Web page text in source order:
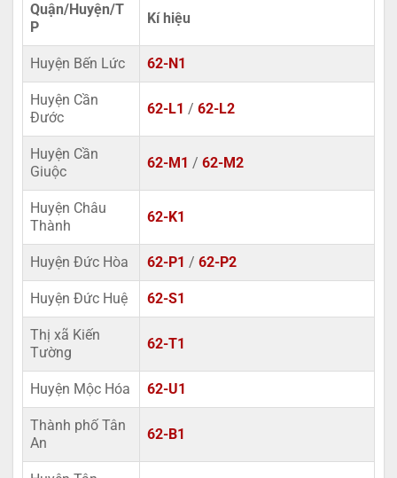
Quận/Huyện/T
P
Kí hiệu
Huyện Bến Lức 62-N1
Huyện Cần
Đước
62-L1 / 62-L2
Huyện Cần
Giuộc
62-M1 / 62-M2
Huyện Châu
Thành
62-K1
Huyện Đức Hòa 62-P1 / 62-P2
Huyện Đức Huệ 62-S1
Thị xã Kiến
Tường
62-T1
Huyện Mộc Hóa 62-U1
Thành phố Tân
An
62-B1